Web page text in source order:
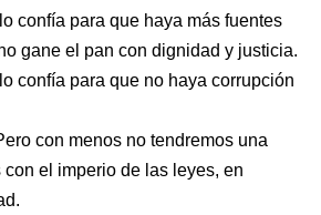
confía para que haya más fuentes
gane el pan con dignidad y justicia.
confía para que no haya corrupción
con menos no tendremos una
con el imperio de las leyes, en